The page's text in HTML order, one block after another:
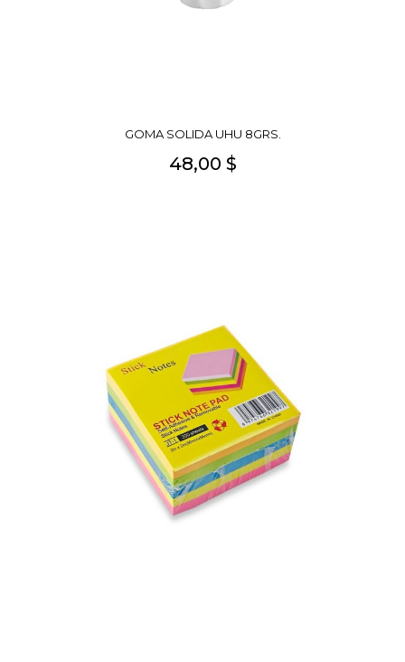
GOMA SOLIDA UHU 8GRS.
48,00 $